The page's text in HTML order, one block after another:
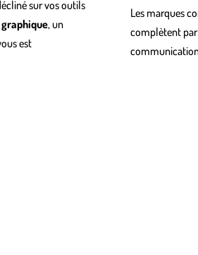
sur vos outils
, un
est
Les marques
complètent par